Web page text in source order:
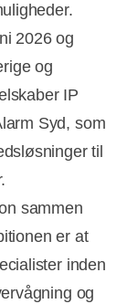
2026 og
og
IP
Syd, som
til
sammen
er at
inden
og